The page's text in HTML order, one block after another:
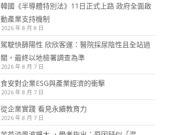
韓國《半導體特別法》11日正式上路 政府全面啟
動產業支持機制
2026 年 8 月 8 日
駕駛快篩陽性 欣欣客運：醫院採尿陰性且全站過
關，最終以地檢署調查為準
2026 年 8 月 7 日
食安對企業ESG與產業經濟的衝擊
2026 年 8 月 7 日
從企業實踐 看見永續教育力
2026 年 8 月 7 日